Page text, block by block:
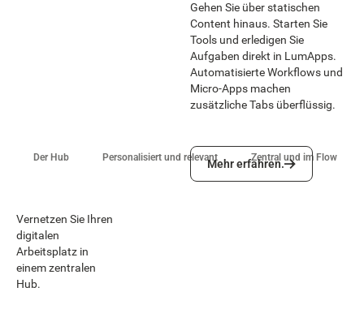
Gehen Sie über statischen
Content hinaus. Starten Sie
Tools und erledigen Sie
Aufgaben direkt in LumApps.
Automatisierte Workflows und
Micro-Apps machen
zusätzliche Tabs überflüssig.
Mehr erfahren.
Mehr erfahren.
Der Hub Personalisiert und relevant Zentral und im Flow
Vernetzen Sie Ihren
digitalen
Arbeitsplatz in
einem zentralen
Hub.